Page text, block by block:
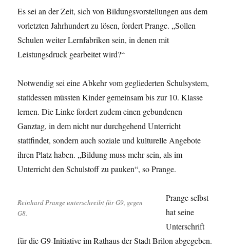
Es sei an der Zeit, sich von Bildungsvorstellungen aus dem
vorletzten Jahrhundert zu lösen, fordert Prange. „Sollen
Schulen weiter Lernfabriken sein, in denen mit
Leistungsdruck gearbeitet wird?“
Notwendig sei eine Abkehr vom gegliederten Schulsystem,
stattdessen müssten Kinder gemeinsam bis zur 10. Klasse
lernen. Die Linke fordert zudem einen gebundenen
Ganztag, in dem nicht nur durchgehend Unterricht
stattfindet, sondern auch soziale und kulturelle Angebote
ihren Platz haben. „Bildung muss mehr sein, als im
Unterricht den Schulstoff zu pauken“, so Prange.
Reinhard Prange unterschreibt für G9, gegen
G8.
Prange selbst
hat seine
Unterschrift
für die G9-Initiative im Rathaus der Stadt Brilon abgegeben.